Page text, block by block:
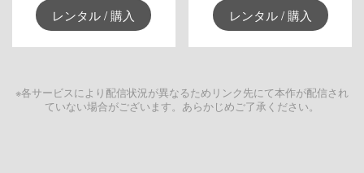
レンタル / 購入 レンタル / 購入
※各サービスにより配信状況が異なるためリンク先にて本作が配信され
ていない場合がございます。あらかじめご了承ください。